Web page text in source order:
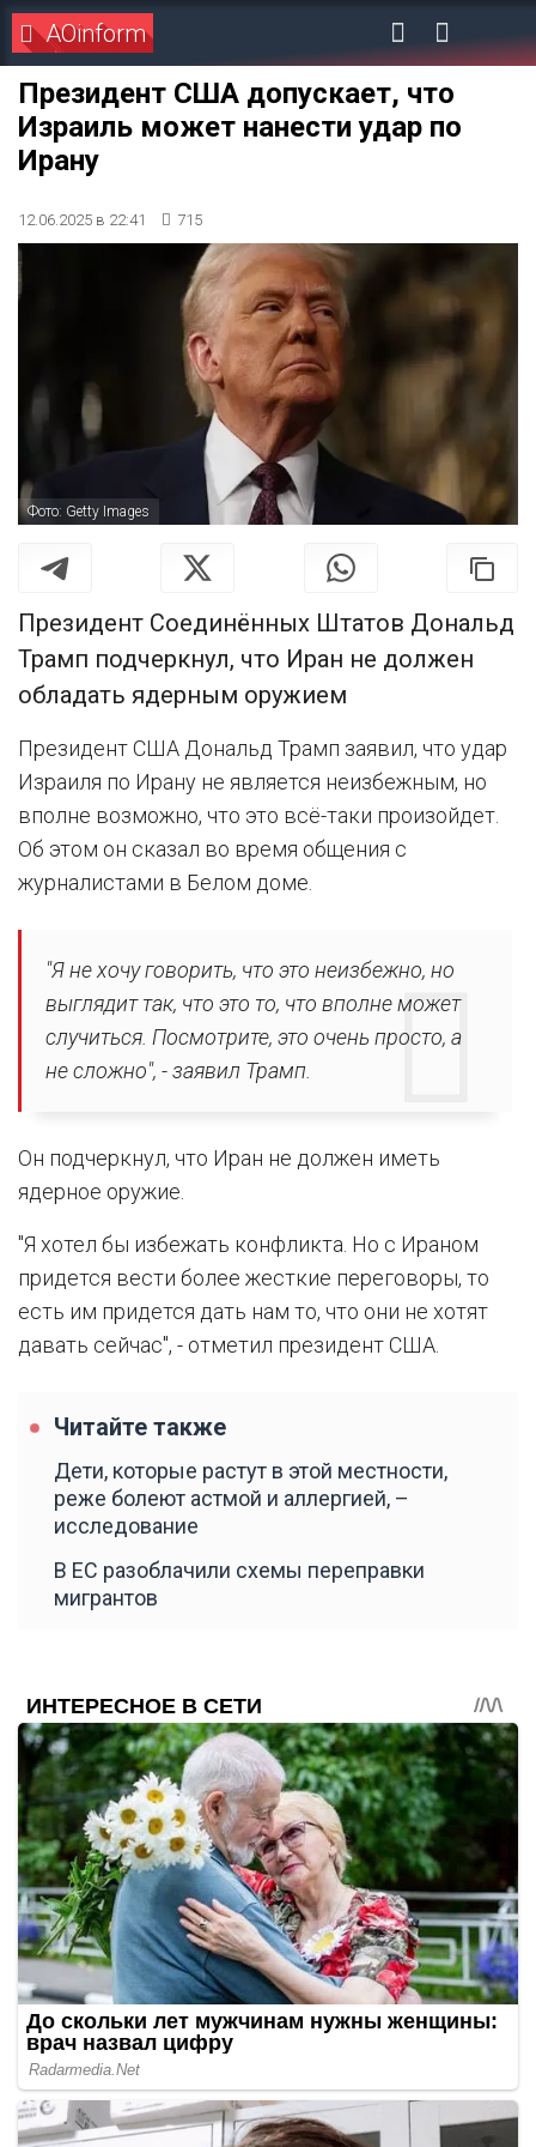
AOinform
Президент США допускает, что
Израиль может нанести удар по
Ирану
12.06.2025 в 22:41 715
Фото: Getty Images
Президент Соединённых Штатов Дональд
Трамп подчеркнул, что Иран не должен
обладать ядерным оружием
Президент США Дональд Трамп заявил, что удар
Израиля по Ирану не является неизбежным, но
вполне возможно, что это всё-таки произойдет.
Об этом он сказал во время общения с
журналистами в Белом доме.
"Я не хочу говорить, что это неизбежно, но
выглядит так, что это то, что вполне может
случиться. Посмотрите, это очень просто, а
не сложно", - заявил Трамп.
Он подчеркнул, что Иран не должен иметь
ядерное оружие.
"Я хотел бы избежать конфликта. Но с Ираном
придется вести более жесткие переговоры, то
есть им придется дать нам то, что они не хотят
давать сейчас", - отметил президент США.
Читайте также
Дети, которые растут в этой местности,
реже болеют астмой и аллергией, –
исследование
В ЕС разоблачили схемы переправки
мигрантов